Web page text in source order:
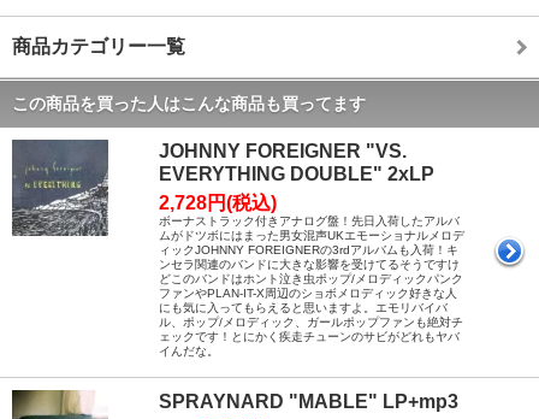
商品カテゴリー一覧
この商品を買った人はこんな商品も買ってます
JOHNNY FOREIGNER "VS.
EVERYTHING DOUBLE" 2xLP
2,728円(税込)
ボーナストラック付きアナログ盤！先日入荷したアルバ
ムがドツボにはまった男女混声UKエモーショナルメロデ
ィックJOHNNY FOREIGNERの3rdアルバムも入荷！キ
ンセラ関連のバンドに大きな影響を受けてるそうですけ
どこのバンドはホント泣き虫ポップ/メロディックパンク
ファンやPLAN-IT-X周辺のショボメロディック好きな人
にも気に入ってもらえると思いますよ。エモリバイバ
ル、ポップ/メロディック、ガールポップファンも絶対チ
ェックです！とにかく疾走チューンのサビがどれもヤバ
イんだな。
SPRAYNARD "MABLE" LP+mp3